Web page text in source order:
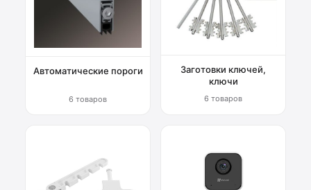
Автоматические пороги
6 товаров
Заготовки ключей,
ключи
6 товаров